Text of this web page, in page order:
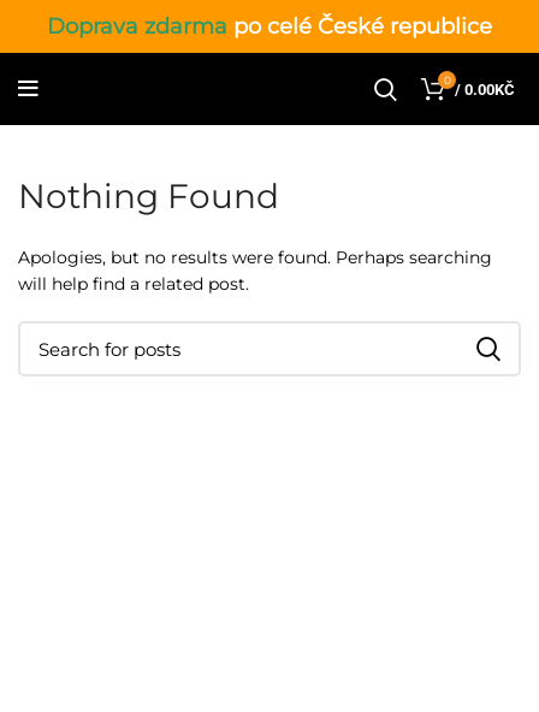
Doprava zdarma po celé České republice
0 / 0.00KČ
Nothing Found
Apologies, but no results were found. Perhaps searching
will help find a related post.